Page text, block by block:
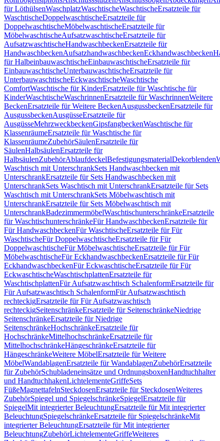
für LöthülsenWaschplatzWaschtischeWaschtischeErsatzteile für
WaschtischeDoppelwaschtischeErsatzteile für
DoppelwaschtischeMöbelwaschtischeErsatzteile für
MöbelwaschtischeAufsatzwaschtischeErsatzteile für
AufsatzwaschtischeHandwaschbeckenErsatzteile für
HandwaschbeckenAufsatzhandwaschbeckenEckhandwaschbecken
für HalbeinbauwaschtischeEinbauwaschtischeErsatzteile für
EinbauwaschtischeUnterbauwaschtischeErsatzteile für
UnterbauwaschtischeEckwaschtischeWaschtische
ComfortWaschtische für KinderErsatzteile für Waschtische für
KinderWaschtischeWaschrinnenErsatzteile für WaschrinnenWeitere
BeckenErsatzteile für Weitere BeckenAusgussbeckenErsatzteile für
AusgussbeckenAusgüsseErsatzteile für
AusgüsseMehrzweckbeckenGipsfangbeckenWaschtische für
KlassenräumeErsatzteile für Waschtische für
KlassenräumeZubehörSäulenErsatzteile für
SäulenHalbsäulenErsatzteile für
HalbsäulenZubehörAblaufdeckelBefestigungsmaterialDekorblenden
Waschtisch mit UnterschrankSets Handwaschbecken mit
UnterschrankErsatzteile für Sets Handwaschbecken mit
UnterschrankSets Waschtisch mit UnterschrankErsatzteile für Sets
Waschtisch mit UnterschrankSets Möbelwaschtisch mit
UnterschrankErsatzteile für Sets Möbelwaschtisch mit
UnterschrankBadezimmermöbelWaschtischunterschränkeErsatzteile
für WaschtischunterschränkeFür HandwaschbeckenErsatzteile für
Für HandwaschbeckenFür WaschtischeErsatzteile für Für
WaschtischeFür DoppelwaschtischeErsatzteile für Für
DoppelwaschtischeFür MöbelwaschtischeErsatzteile für Für
MöbelwaschtischeFür EckhandwaschbeckenErsatzteile für Für
EckhandwaschbeckenFür EckwaschtischeErsatzteile für Für
EckwaschtischeWaschtischplattenErsatzteile für
WaschtischplattenFür Aufsatzwaschtisch SchalenformErsatzteile für
Für Aufsatzwaschtisch SchalenformFür Aufsatzwaschtisch
rechteckigErsatzteile für Für Aufsatzwaschtisch
rechteckigSeitenschränkeErsatzteile für SeitenschränkeNiedrige
SeitenschränkeErsatzteile für Niedrige
SeitenschränkeHochschränkeErsatzteile für
HochschränkeMittelhochschränkeErsatzteile für
MittelhochschränkeHängeschränkeErsatzteile für
HängeschränkeWeitere MöbelErsatzteile für Weitere
MöbelWandablagenErsatzteile für WandablagenZubehörErsatzteile
für ZubehörSchubladeneinsätze und OrdnungsboxenHandtuchhalter
und HandtuchhakenLichtelementeGriffeSets
FüßeMagnettafelnSteckdosenErsatzteile für SteckdosenWeiteres
ZubehörSpiegel und SpiegelschränkeSpiegelErsatzteile für
SpiegelMit integrierter BeleuchtungErsatzteile für Mit integrierter
BeleuchtungSpiegelschränkeErsatzteile für SpiegelschränkeMit
integrierter BeleuchtungErsatzteile für Mit integrierter
BeleuchtungZubehörLichtelementeGriffeWeiteres